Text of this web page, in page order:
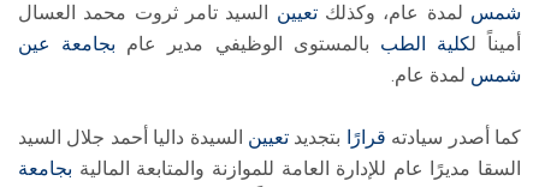
شمس لمدة عام، وكذلكتعيين السيد تامر ثروت محمد العسال
أميناً لكلية الطب بالمستوى الوظيفي مدير عام بجامعة عين
شمس لمدة عام.
كما أصدر سيادته قرارًا بتجديد تعيين السيدة داليا أحمد جلال السيد
السقا مديرًا عام للإدارة العامة للموازنة والمتابعة المالية بجامعة